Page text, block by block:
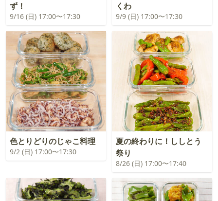
ず！
9/16 (日) 17:00〜17:30
くわ
9/9 (日) 17:00〜17:30
色とりどりのじゃこ料理
9/2 (日) 17:00〜17:30
夏の終わりに！ししとう
祭り
8/26 (日) 17:00〜17:40